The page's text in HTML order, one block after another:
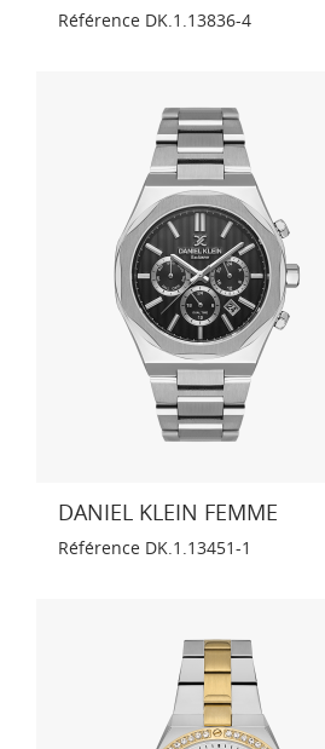
Référence DK.1.13836-4
DANIEL KLEIN FEMME
Référence DK.1.13451-1